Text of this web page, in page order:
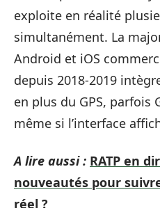
exploite en réalité
simultanément. La
Android et iOS
depuis 2018-2019
en plus du GPS, parfois
même si l’interface
A lire aussi : RATP en
nouveautés pour
réel ?